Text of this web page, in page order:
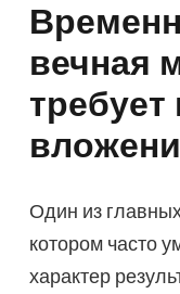
вечная
Один из
котором часто
характер